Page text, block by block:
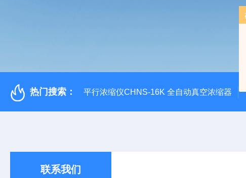
热门搜索： 平行浓缩仪CHNS-16K 全自动真空浓缩器
联系我们